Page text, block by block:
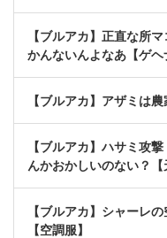
【ブルアカ】正直な所
かんないんよなあ【ゲヘ
【ブルアカ】アザミは
【ブルアカ】ハサミ攻
んかおかしいのない？【
【ブルアカ】シャーレ
【空調服】